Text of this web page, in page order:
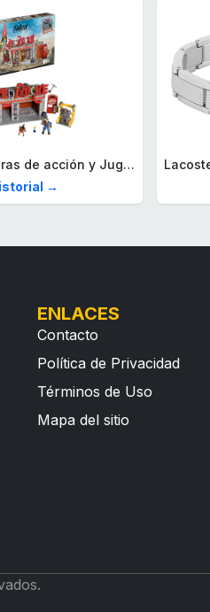
Mega Fallout Figuras de acción y Juguetes de construcción, Parada de Camiones Red Rocket con 824 Piezas, 2 Personajes articulados y Accesorios, para coleccionistas, HXT00
→
ENLACES
Contacto
Política de Privacidad
Términos de Uso
Mapa del sitio